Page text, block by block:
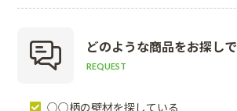
どのような商品をお探し
REQUEST
○○柄の壁材を探している